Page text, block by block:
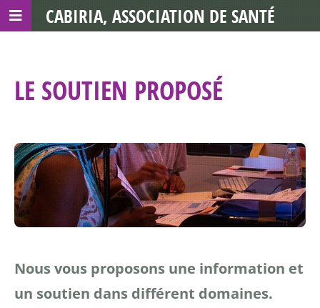
LE SOUTIEN PROPOSÉ
Nous vous proposons une information et
un soutien dans différent domaines.
CABIRIA, ASSOCIATION DE SANTÉ